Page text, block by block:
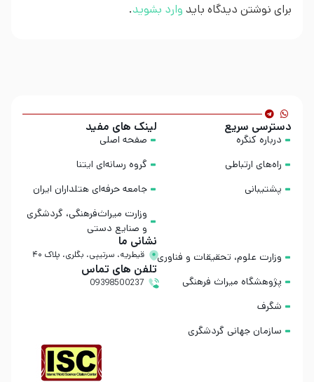
برای نوشتن دیدگاه باید وارد بشوید.
دسترسی سریع
درباره کنگره
راه‌های ارتباطی
پشتیبانی
لینک های مفید
صفحه اصلی
گروه رسانه‌ای ایتنا
جامعه حرفه‌ای هتلداران ایران
وزارت میراث‌فرهنگی، گردشگری
و صنایع دستی
وزارت علوم، تحقیقات و فناوری
پژوهشگاه میراث فرهنگی
شگرف
سازمان جهانی گردشگری
نشانی ما
قیطریه، سرتیپی، بگلری، پلاک ۴۰
تلفن های تماس
09398500237